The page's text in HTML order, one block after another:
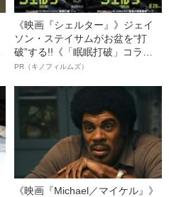
《映画『シェルター』》ジェイ
ソン・ステイサムがお盆を“打
破”する!!《「眠眠打破」コラ
ボ》
PR（キノフィルムズ）
《映画『Michael／マイケル』》